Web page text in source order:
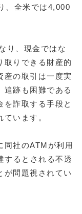
、全米では4,000
り、現金ではな
取りできる財産的
産の取引は一度実
追跡も困難である
を詐取する手段と
います。
同社のATMが利用
するとされる不透
が問題視されてい